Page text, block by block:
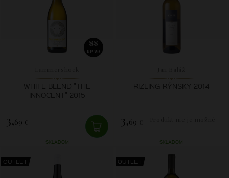
88
RP WA
WHITE BLEND "THE
INNOCENT" 2015
3,69 €
SKLADOM
RIZLING RÝNSKY 2014
3,69 €
SKLADOM
OUTLET OUTLET